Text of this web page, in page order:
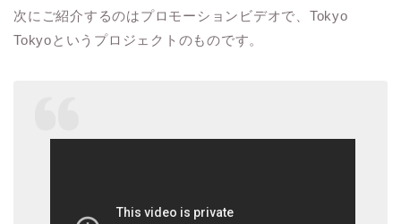
次にご紹介するのはプロモーションビデオで、 Tokyo
Tokyoというプロジェクトのものです。